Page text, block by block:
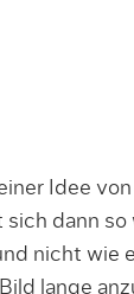
Idee
dann
nicht wie
lange